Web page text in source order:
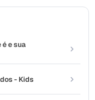
e sua
- Kids